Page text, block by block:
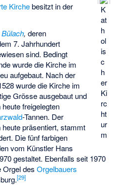
K
at
h
ol
is
c
h
er
Ki
rc
ht
ur
m
Kirchebesitzt in der
, deren
7. Jahrhundert
sind. Bedingt
wurde die Kirche im
aufgebaut. Nach der
wurde die Kirche im
Grösse ausgebaut und
freigelegten
-Tannen. Der
heute präsentiert, stammt
Die fünf farbigen
vom Künstler Hans
gestaltet. Ebenfalls seit 1970
Orgel des Orgelbauers
[29]